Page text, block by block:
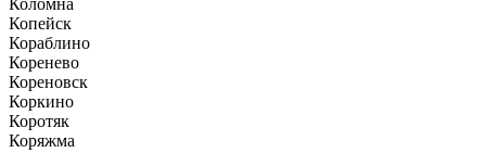
Копейск
Кораблино
Коренево
Кореновск
Коркино
Коротяк
Коряжма